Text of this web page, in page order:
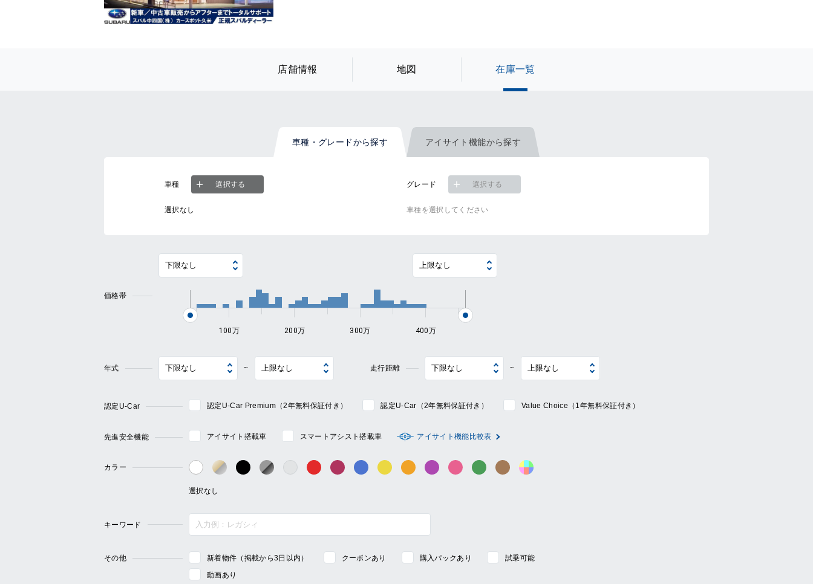
店舗情報 地図 在庫一覧
車種・グレードから探す アイサイト機能から探す
車種 選択する グレード 選択する
価格帯
100万 200万 300万 400万
年式 ~ 走行距離 ~
認定U-Car 認定U-Car Premium（2年無料保証付き） 認定U-Car（2年無料保証付き） Value Choice（1年無料保証付き）
先進安全機能 アイサイト搭載車 スマートアシスト搭載車 アイサイト機能比較表
カラー ホワイト系ゴールド・シルバー系
ブラック系ガンメタ系グレー系 レッド系 ワイン系 ブルー系 イエロー系オレンジ系パープル系ピンク系 グリーン系ブラウン系
キーワード
その他 新着物件（掲載から3日以内） クーポンあり 購入パックあり
試乗可能
動画あり